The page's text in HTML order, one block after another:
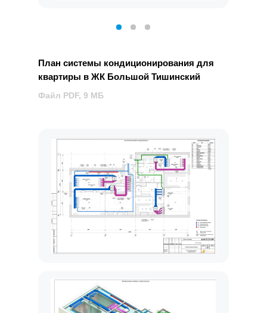
План системы кондиционирования для
квартиры в ЖК Большой Тишинский
Файл PDF, 9 МБ